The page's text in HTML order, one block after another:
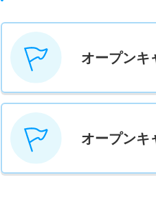
オープンキ
オープンキ